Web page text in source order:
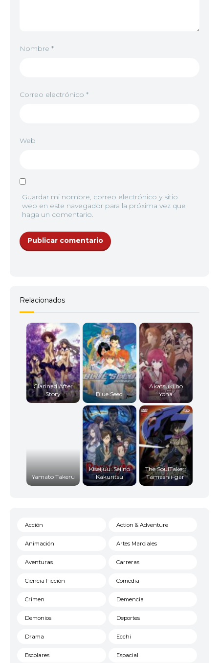
Nombre *
Correo electrónico *
Web
Guardar mi nombre, correo electrónico y sitio
web en este navegador para la próxima vez que
haga un comentario.
Relacionados
Clannad After
Story
Blue Seed
Akatsuki no
Yona
Yamato Takeru
Kiseijuu: Sei no
Kakuritsu
The SoulTaker:
Tamashii-gari
Acción Action & Adventure
Animación Artes Marciales
Aventuras Carreras
Ciencia Ficción Comedia
Crimen Demencia
Demonios Deportes
Drama Ecchi
Escolares Espacial